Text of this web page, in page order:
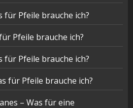
für Pfeile brauche ich?
Pfeile brauche ich?
für Pfeile brauche ich?
für Pfeile brauche ich?
– Was für eine